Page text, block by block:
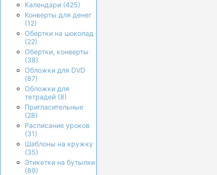
Календари (425)
Конверты для денег
(12)
Обертки на шоколад
(22)
Обертки, конверты
(38)
Обложки для DVD
(87)
Обложки для
тетрадей (8)
Пригласительные
(28)
Расписание уроков
(31)
Шаблоны на кружку
(35)
Этикетки на бутылки
(89)